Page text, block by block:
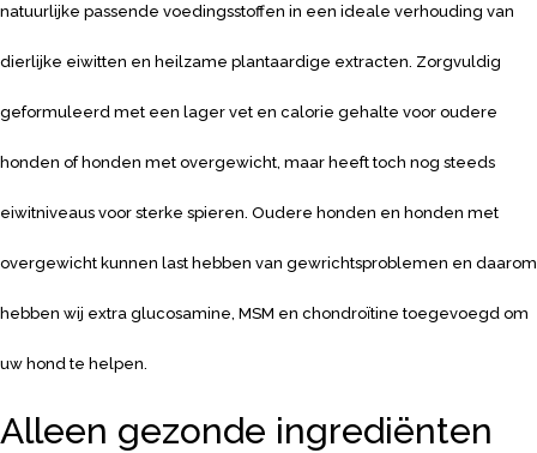
natuurlijke passende voedingsstoffen in een ideale verhouding van
dierlijke eiwitten en heilzame plantaardige extracten. Zorgvuldig
geformuleerd met een lager vet en calorie gehalte voor oudere
honden of honden met overgewicht, maar heeft toch nog steeds
eiwitniveaus voor sterke spieren. Oudere honden en honden met
overgewicht kunnen last hebben van gewrichtsproblemen en daarom
hebben wij extra glucosamine, MSM en chondroïtine toegevoegd om
uw hond te helpen.
Alleen gezonde ingrediënten